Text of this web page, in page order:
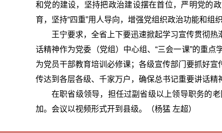
和党的建设，坚持把政治建设摆在首位，严明党的
育，坚持“四重”用人导向，增强党组织政治功能和
王宁要求， 全省上下要迅速掀起学习宣传贯彻
话精神作为党委（党组）中心组、“三会一课”的重
为党员干部教育培训必修课；各级宣传部门要抓好
传达到各层各级、千家万户，确保总书记重要讲话
在职省级领导，担任过副省级以上领导职务的
加。会议以视频形式开到县级。（杨猛 左超）